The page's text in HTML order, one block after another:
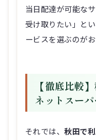
当日配達が可能な
受け取りたい」と
ービスを選ぶのがお
【徹底比較
ネットスー
それでは、秋田で